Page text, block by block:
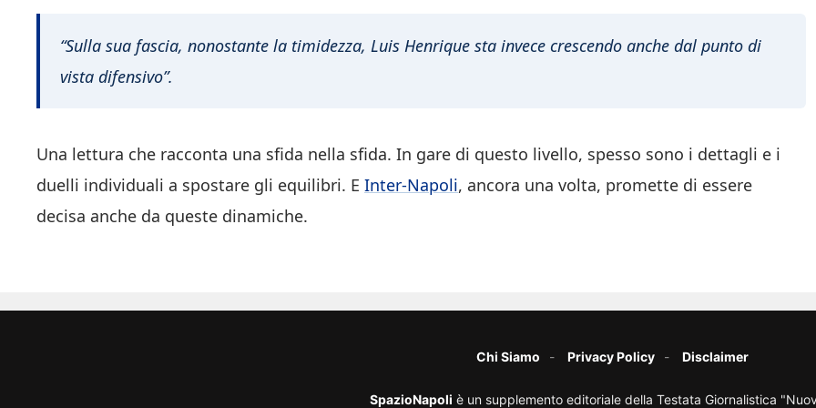
“Sulla sua fascia, nonostante la timidezza, Luis Henrique sta invece crescendo anche dal punto di
vista difensivo”.
Una lettura che racconta una sfida nella sfida. In gare di questo livello, spesso sono i dettagli e i
duelli individuali a spostare gli equilibri. E Inter-Napoli, ancora una volta, promette di essere
decisa anche da queste dinamiche.
Chi Siamo Privacy Policy Disclaimer
SpazioNapoli è un supplemento editoriale della Testata Giornalistica